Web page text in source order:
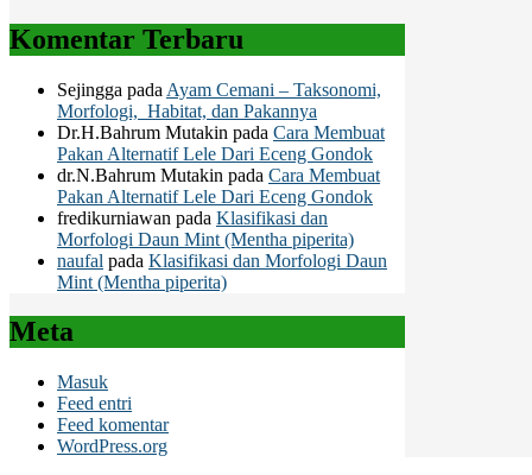
Komentar Terbaru
Sejingga pada Ayam Cemani – Taksonomi,
Morfologi, Habitat, dan Pakannya
Dr.H.Bahrum Mutakin pada Cara Membuat
Pakan Alternatif Lele Dari Eceng Gondok
dr.N.Bahrum Mutakin pada Cara Membuat
Pakan Alternatif Lele Dari Eceng Gondok
fredikurniawan pada Klasifikasi dan
Morfologi Daun Mint (Mentha piperita)
naufal pada Klasifikasi dan Morfologi Daun
Mint (Mentha piperita)
Meta
Masuk
Feed entri
Feed komentar
WordPress.org